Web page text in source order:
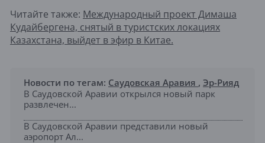
Читайте также: Международный проект Димаша
Кудайбергена, снятый в туристских локациях
Казахстана, выйдет в эфир в Китае.
Новости по тегам: Саудовская Аравия , Эр-Рияд
В Саудовской Аравии открылся новый парк
развлечен...
В Саудовской Аравии представили новый
аэропорт Ал...